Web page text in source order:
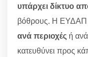
υπάρχει δίκτυο
βόθρους. Η ΕΥΔΑΠ
ανά περιοχές ή
κατευθύνει προς